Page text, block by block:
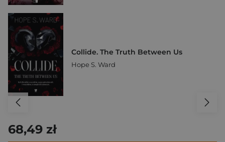
Collide. The Truth Between Us
Hope S. Ward
68,49 zł